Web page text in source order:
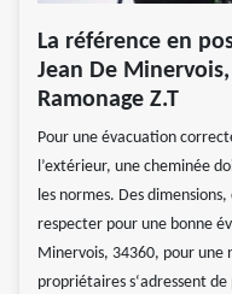
La référence en
Jean De
Ramonage Z.T
Pour une évacuation
l’extérieur, une cheminée
les normes. Des
respecter pour une bonne
Minervois, 34360, pour une
propriétaires s‘adressent